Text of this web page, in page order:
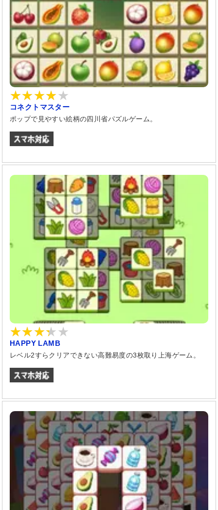
コネクトマスター
ポップで見やすい絵柄の四川省パズルゲーム。
HAPPY LAMB
レベル2すらクリアできない高難易度の3枚取り上海ゲーム。